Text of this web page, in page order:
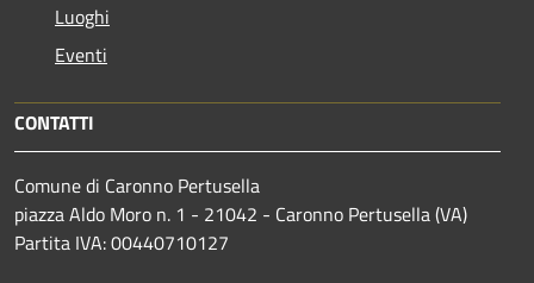
Luoghi
Eventi
CONTATTI
Comune di Caronno Pertusella
piazza Aldo Moro n. 1 - 21042 - Caronno Pertusella (VA)
Partita IVA: 00440710127